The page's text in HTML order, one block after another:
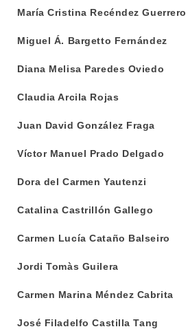
María Cristina Recéndez Guerrero
Miguel Á. Bargetto Fernández
Diana Melisa Paredes Oviedo
Claudia Arcila Rojas
Juan David González Fraga
Víctor Manuel Prado Delgado
Dora del Carmen Yautenzi
Catalina Castrillón Gallego
Carmen Lucía Cataño Balseiro
Jordi Tomàs Guilera
Carmen Marina Méndez Cabrita
José Filadelfo Castilla Tang